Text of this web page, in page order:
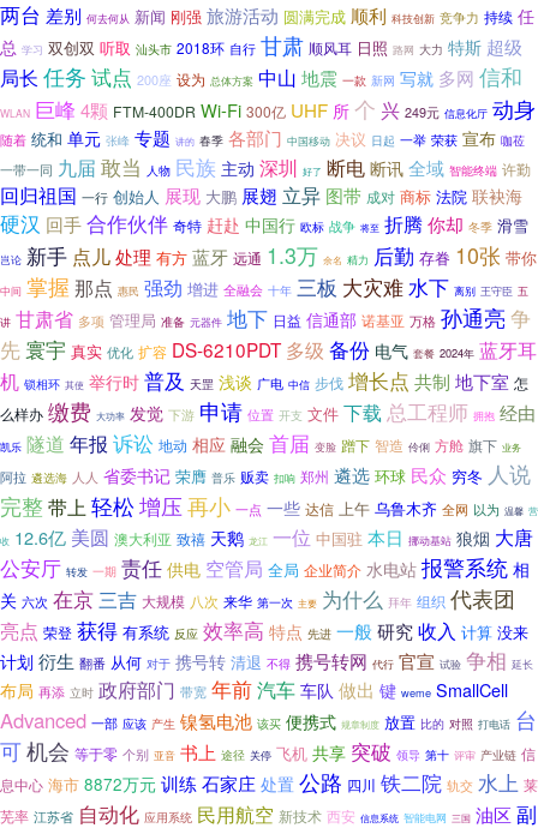
两台 差别 何去何从 新闻 刚强 旅游活动 圆满完成 顺利 科技创新 竞争力 持续 任
总 学习 双创双 听取 汕头市 2018环 自行 甘肃 顺风耳 日照 路网 大力 特斯 超级
局长 任务 试点 200座 设为 总体方案 中山 地震 一款 新网 写就 多网 信和
WLAN 巨峰 4颗 FTM-400DR Wi-Fi 300亿 UHF 所 个 兴 249元 信息化厅 动身
随着 统和 单元 张峰 专题 讲的 春季 各部门 中国移动 决议 日起 一举 荣获 宣布 咖莅
一带一同 九届 敢当 人物 民族 主动 深圳 好了 断电 断讯 全域 智能终端 许勤
回归祖国 一行 创始人 展现 大鹏 展翅 立异 图带 成对 商标 法院 联袂海
硬汉 回手合作伙伴 奇特 赶赴 中国行 欧标 战争 将至 折腾你却 冬季 滑雪
岂论 新手 点儿处理 有方 蓝牙 远通 1.3万 余名 精力 后勤 存眷 10张 带你
中间 掌握 那点 惠民 强劲 增进 全融会 十年 三板 大灾难水下 离别 王守臣 五
讲 甘肃省 多项 管理局 准备 元器件 地下 日益 信通部 诺基亚 万格 孙通亮 争
先 寰宇 真实 优化 扩容 DS-6210PDT 多级 备份 电气 套餐 2024年 蓝牙耳
机 锁相环 其使 举行时 普及 天罡 浅谈 广电 中信 步伐 增长点 共制 地下室 怎
么样办 缴费 大功率 发觉 下游 申请 位置 开支 文件 下载 总工程师 拥抱 经由
凯乐 隧道 年报 诉讼 地动 相应 融会 首届 变脸 蹭下 智造 伶俐 方舱 旗下 业务
阿拉 遴选海 人人 省委书记 荣膺 普乐 贩卖 扣响 郑州 遴选 环球 民众 穷冬 人说
完整带上轻松增压 再小 一点 一些 达信 上午 乌鲁木齐 全网 以为 温馨 营
收 12.6亿 美圆 澳大利亚 致禧 天鹅 龙江 一位 中国驻 本日 挪动基站 狼烟 大唐
公安厅 转发 一期 责任 供电 空管局 全局 企业简介 水电站 报警系统 相
关 六次 在京三吉 大规模 八次 来华 第一次 主要 为什么 拜年 组织 代表团
亮点 荣登 获得 有系统 反应 效率高 特点 先进 一般研究收入 计算 没来
计划 衍生 翻番 从何 对于 携号转 清退 不得 携号转网 代行 官宣 试验 争相 延长
布局 再添 立时 政府部门 带宽 年前汽车 车队 做出 键 weme SmallCell
Advanced 一部 应该 产生 镍氢电池 该买 便携式 规章制度 放置 比的 对照 打电话 台
可机会 等于零 个别 亚音 书上 途径 关停 飞机 共享 突破 领导 第十 评审 产业链 信
息中心 海市 8872万元 训练 石家庄 处置 公路 四川 铁二院 轨交 水上 莱
芜率 江苏省 自动化 应用系统 民用航空 新技术 西安 信息系统 智能电网 三国 油区 副